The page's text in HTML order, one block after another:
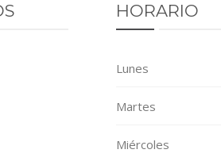
HORARIO
Lunes
Martes
Miércoles